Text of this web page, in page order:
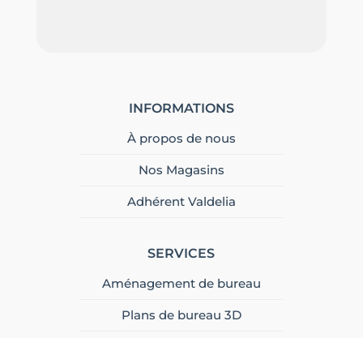
INFORMATIONS
À propos de nous
Nos Magasins
Adhérent Valdelia
SERVICES
Aménagement de bureau
Plans de bureau 3D